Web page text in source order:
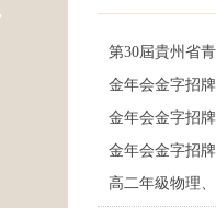
第30屆貴州省
金年会金字招
金年会金字招
金年会金字招
高二年級物理